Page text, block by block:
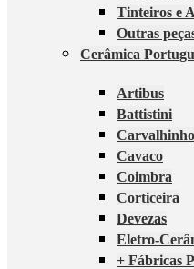
Tinteiros e
Outras
Cerâmica
Artibus
Battistini
Carvalhinho
Cavaco
Coimbra
Corticeira
Devezas
Eletro-
+ Fábricas